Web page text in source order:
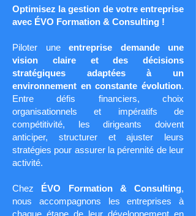
Optimisez la gestion de votre entreprise
avec ÉVO Formation & Consulting !
Piloter une entreprise demande une
vision claire et des décisions
stratégiques adaptées à un
environnement en constante évolution.
Entre défis financiers, choix
organisationnels et impératifs de
compétitivité, les dirigeants doivent
anticiper, structurer et ajuster leurs
stratégies pour assurer la pérennité de leur
activité.
Chez ÉVO Formation & Consulting,
nous accompagnons les entreprises à
chaque étape de leur développement en